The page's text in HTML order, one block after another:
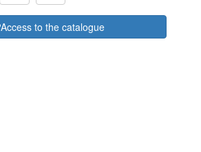
Access to the catalogue